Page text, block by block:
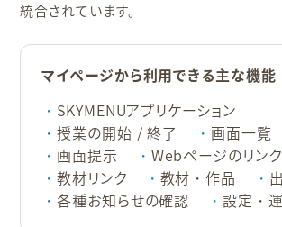
統合されています。
マイページから利用できる主な機能
SKYMENUアプリケーション
授業の開始 / 終了
画面一覧
画面提示
Webページのリンク
教材リンク
教材・作品
各種お知らせの確認
設定・